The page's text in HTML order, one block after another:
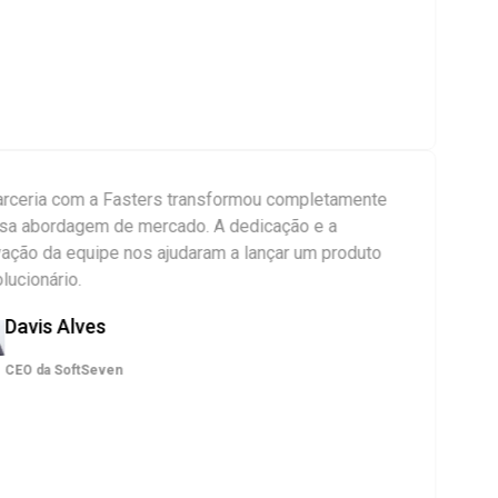
com a Fasters transformou completamente
abordagem de mercado. A dedicação e a
da equipe nos ajudaram a lançar um produto
Alves
da SoftSeven